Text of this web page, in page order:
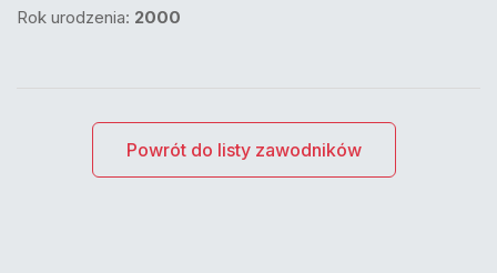
Rok urodzenia: 2000
Powrót do listy zawodników